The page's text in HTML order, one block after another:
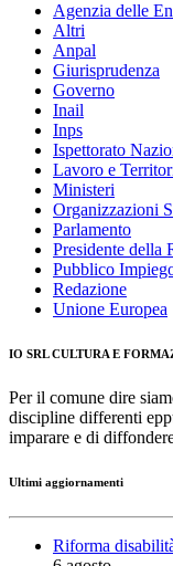
Agenzia delle
Altri
Anpal
Giurisprudenza
Governo
Inail
Inps
Ispettorato
Lavoro e
Ministeri
Organizzazioni
Parlamento
Presidente della
Pubblico
Redazione
Unione Europea
IO SRL CULTURA E
Per il comune dire
discipline differenti
imparare e di
Ultimi aggiornamenti
Riforma